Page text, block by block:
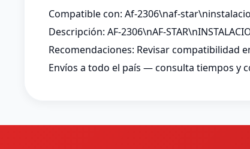
Compatible con: Af-2306\naf-
Descripción: AF-2306\nAF-
Recomendaciones: Revisar compatibilidad
Envíos a todo el país — consulta tiempos y